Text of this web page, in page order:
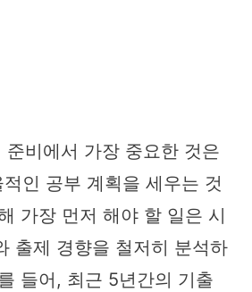
준비에서 가장 중요한 것은
인 공부 계획을 세우는 것
가장 먼저 해야 할 일은 시
출제 경향을 철저히 분석하
들어, 최근 5년간의 기출